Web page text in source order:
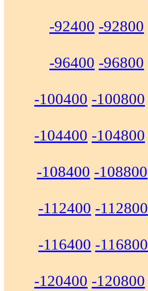
-92400 -92800
-96400 -96800
-100400 -100800
-104400 -104800
-108400 -108800
-112400 -112800
-116400 -116800
-120400 -120800